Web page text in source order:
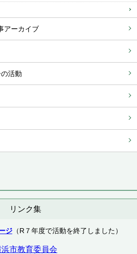
アーカイブ
活動
リンク集
ジ（R７年度で活動を終了しました）
浜市教育委員会